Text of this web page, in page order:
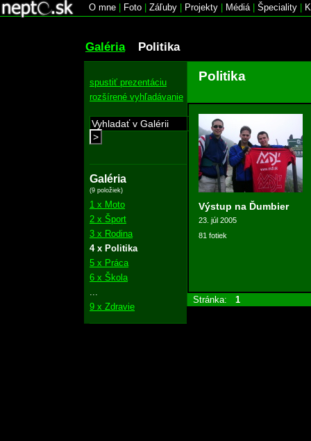
O mne Foto Záľuby Projekty Médiá| Špeciality
Galéria Politika
spustiť prezentáciu
rozšírené vyhľadávanie
>
Galéria
(9 položiek)
1 x Moto
2 x Šport
3 x Rodina
4 x Politika
5 x Práca
6 x Škola
9 x Zdravie
Politika
Výstup na Ďumbier
23. júl 2005
81 fotiek
Stránka: 1